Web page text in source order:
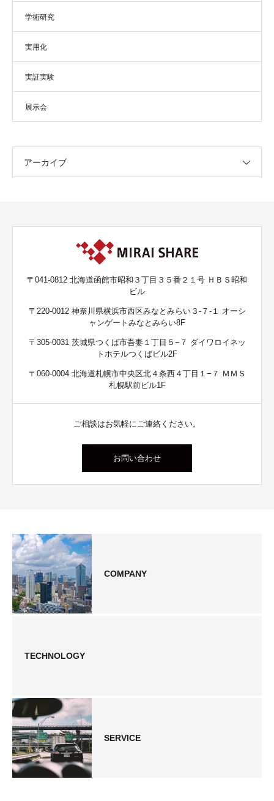
学術研究
実用化
実証実験
展示会
アーカイブ
〒041-0812 北海道函館市昭和３丁目３５番２１号 ＨＢＳ昭和
ビル
〒220-0012 神奈川県横浜市西区みなとみらい３-７-１ オーシ
ャンゲートみなとみらい8F
〒305-0031 茨城県つくば市吾妻１丁目５−７ ダイワロイネッ
トホテルつくばビル2F
〒060-0004 北海道札幌市中央区北４条西４丁目１−７ ＭＭＳ
札幌駅前ビル1F
ご相談はお気軽にご連絡ください。
お問い合わせ
COMPANY
TECHNOLOGY
SERVICE